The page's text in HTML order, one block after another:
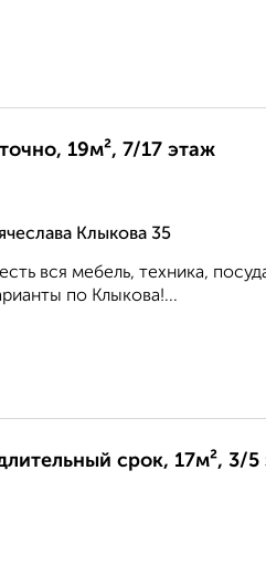
19м², 7/17 этаж
Клыкова 35
вся мебель, техника,
по Клыкова!...
срок, 17м², 3/5